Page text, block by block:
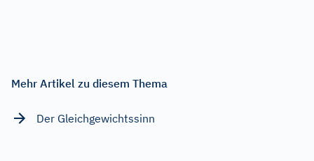
Mehr Artikel zu diesem Thema
Der Gleichgewichtssinn